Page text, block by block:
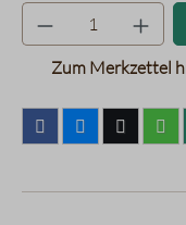
Zum Merkzettel